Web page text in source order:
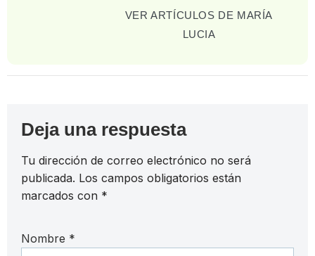
VER ARTÍCULOS DE MARÍA
LUCIA
Deja una respuesta
Tu dirección de correo electrónico no será
publicada. Los campos obligatorios están
marcados con *
Nombre *